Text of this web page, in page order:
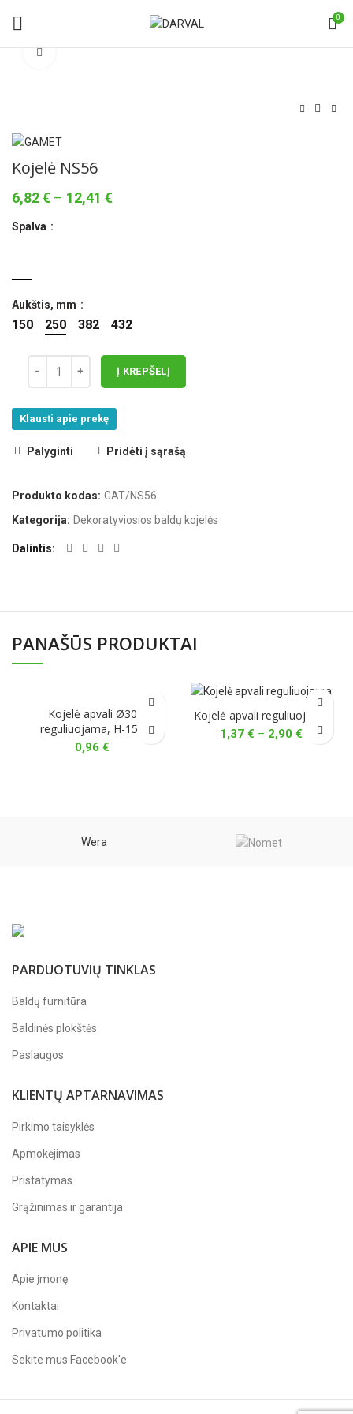
0
Kojelė NS56
6,82€ – 12,41 €Price
Spalva
Aukštis, mm
150 250 382 432
Į KREPŠELĮ
Klausti apie prekę
Palyginti Pridėti į sąrašą
Produkto kodas: GAT/NS56
Kategorija: Dekoratyviosios baldų kojelės
Dalintis
PANAŠŪS PRODUKTAI
Kojelė apvali Ø30
reguliuojama, H-150
0,96 €
Kojelė apvali reguliuojama
1,37 € – 2,90 €Price
Wera
PARDUOTUVIŲ TINKLAS
Baldų furnitūra
Baldinės plokštės
Paslaugos
KLIENTŲ APTARNAVIMAS
Pirkimo taisyklės
Apmokėjimas
Pristatymas
Grąžinimas ir garantija
APIE MUS
Apie įmonę
Kontaktai
Privatumo politika
Sekite mus Facebook'e